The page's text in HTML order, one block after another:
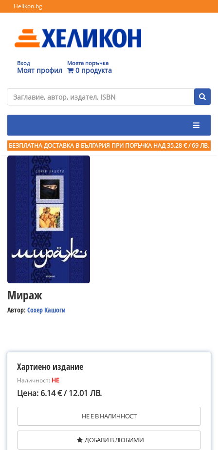
Helikon.bg
Вход
Моят профил
Моята поръчка
0 продукта
БЕЗПЛАТНА ДОСТАВКА В БЪЛГАРИЯ ПРИ ПОРЪЧКА НАД 35.28 € / 69 ЛВ.
Мираж
Автор: Сохер Кашоги
Хартиено издание
Наличност: НЕ
Цена: 6.14 € / 12.01 ЛВ.
НЕ Е В НАЛИЧНОСТ
ДОБАВИ В ЛЮБИМИ